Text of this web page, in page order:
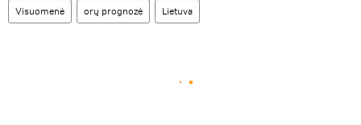
Visuomenė orų prognozė Lietuva